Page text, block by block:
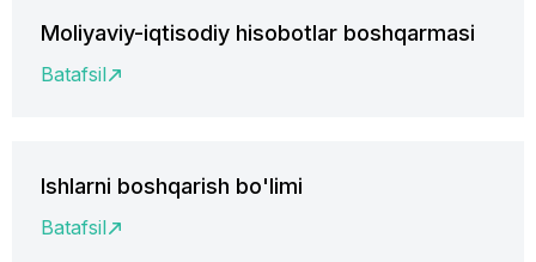
Moliyaviy-iqtisodiy hisobotlar boshqarmasi
Batafsil
Ishlarni boshqarish bo'limi
Batafsil